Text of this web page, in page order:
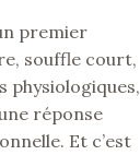
premier
souffle court,
physiologiques,
réponse
Et c’est